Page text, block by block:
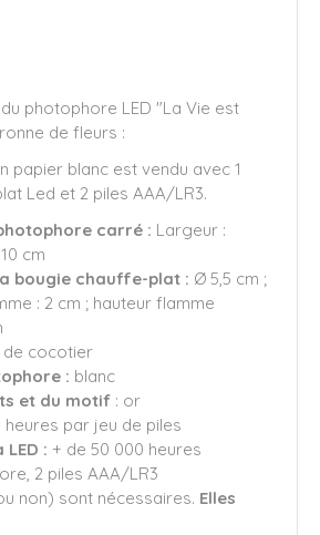
photophore LED "La Vie est
de fleurs :
papier blanc est vendu avec 1
Led et 2 piles AAA/LR3.
carré : Largeur :
cm
bougie chauffe-plat : Ø 5,5 cm ;
: 2 cm ; hauteur flamme
de cocotier
: blanc
et du motif : or
heures par jeu de piles
: + de 50 000 heures
2 piles AAA/LR3
non) sont nécessaires. Elles